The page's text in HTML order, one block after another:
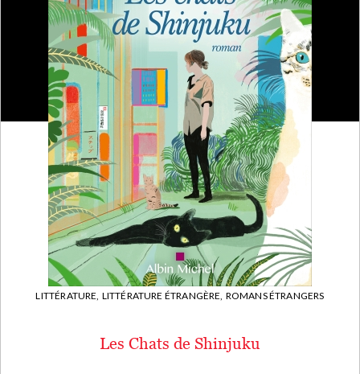
LITTÉRATURE, LITTÉRATURE ÉTRANGÈRE, ROMANS ÉTRANGERS
Les Chats de Shinjuku